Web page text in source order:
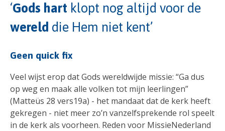
‘Gods hart klopt nog altijd voor de
wereld die Hem niet kent’
Geen quick fix
Veel wijst erop dat Gods wereldwijde missie: “Ga dus
op weg en maak alle volken tot mijn leerlingen”
(Matteüs 28 vers19a) - het mandaat dat de kerk heeft
gekregen - niet meer zo’n vanzelfsprekende rol speelt
in de kerk als voorheen. Reden voor MissieNederland